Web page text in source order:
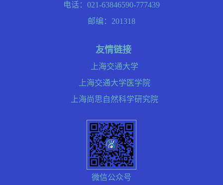
电话：021-63846590-777439
邮编：201318
友情链接
上海交通大学
上海交通大学医学院
上海尚思自然科学研究院
微信公众号